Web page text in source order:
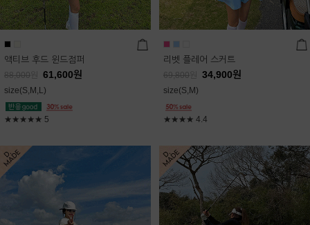
액티브 후드 윈드점퍼
88,000 61,600원
size(S,M,L)
★★★★★ 5
리벳 플레어 스커트
69,800 34,900원
size(S,M)
★★★★ 4.4